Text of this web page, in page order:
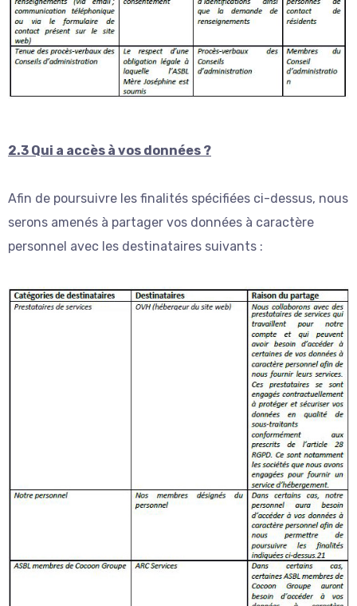
2.3 Qui a accès à vos données ?
Afin de poursuivre les finalités spécifiées ci-dessus, nous
serons amenés à partager vos données à caractère
personnel avec les destinataires suivants :